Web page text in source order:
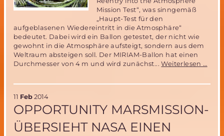
Mission Test“, was sinngemäß
„Haupt-Test für den
aufgeblasenen Wiedereintritt in die Atmosphäre“
bedeutet. Dabei wird ein Ballon getestet, der nicht wie
gewohnt in die Atmosphäre aufsteigt, sondern aus dem
Weltraum absteigen soll. Der MIRIAM-Ballon hat einen
Durchmesser von 4 m und wird zunächst...Weiterlesen …
IABG
11 Feb 2014
OPPORTUNITY MARSMISSION-
ÜBERSIEHT NASA EINEN